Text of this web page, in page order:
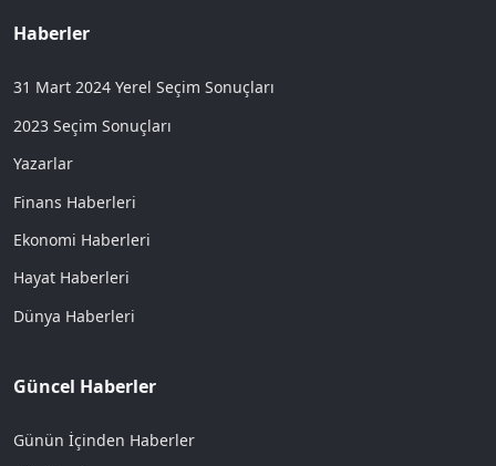
Haberler
31 Mart 2024 Yerel Seçim Sonuçları
2023 Seçim Sonuçları
Yazarlar
Finans Haberleri
Ekonomi Haberleri
Hayat Haberleri
Dünya Haberleri
Güncel Haberler
Günün İçinden Haberler